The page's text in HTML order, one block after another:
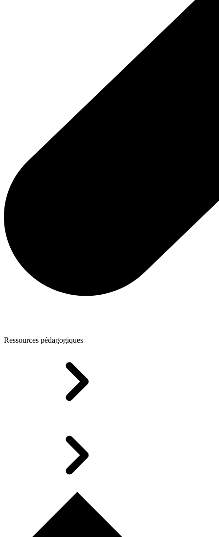
Ressources pédagogiques